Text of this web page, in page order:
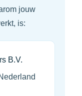
jouw
is:
B.V.